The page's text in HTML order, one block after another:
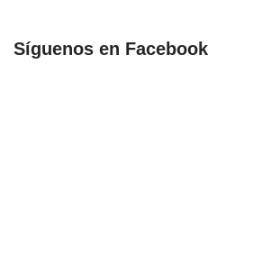
Síguenos en Facebook